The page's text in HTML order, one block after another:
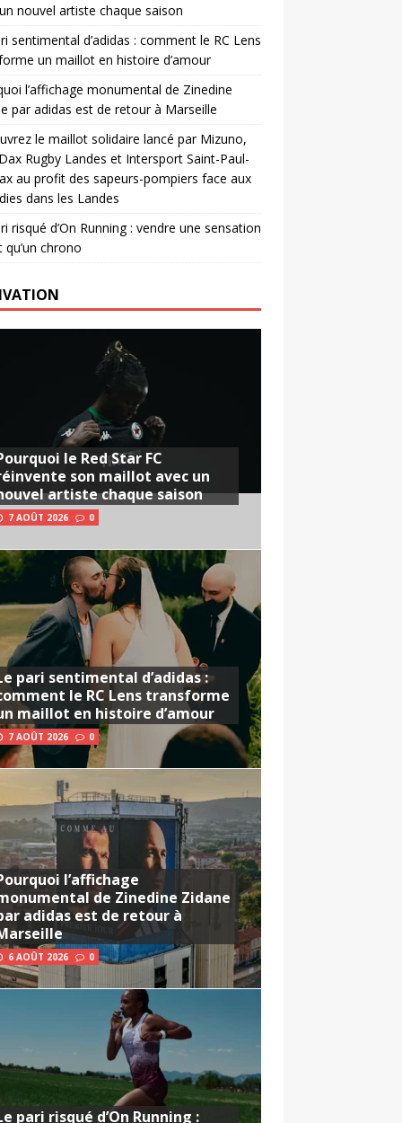
nouvel artiste chaque saison
sentimental d’adidas : comment le RC Lens
un maillot en histoire d’amour
l’affichage monumental de Zinedine
par adidas est de retour à Marseille
le maillot solidaire lancé par Mizuno,
Dax Rugby Landes et Intersport Saint-Paul-
au profit des sapeurs-pompiers face aux
dans les Landes
risqué d’On Running : vendre une sensation
chrono
le Red Star FC
son maillot avec un
artiste chaque saison
7 AOÛT 2026 0
pari sentimental d’adidas :
le RC Lens transforme
maillot en histoire d’amour
7 AOÛT 2026 0
l’affichage
de Zinedine Zidane
adidas est de retour à
6 AOÛT 2026 0
pari risqué d’On Running :